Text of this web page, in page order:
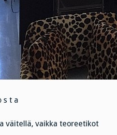
s t a
väitellä, vaikka teoreetikot